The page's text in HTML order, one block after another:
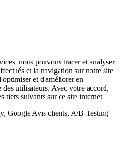
nous pouvons tracer et analyser
et la navigation sur notre site
et d'améliorer en
des utilisateurs. Avec votre accord,
tiers suivants sur ce site internet :
Google Avis clients, A/B-Testing